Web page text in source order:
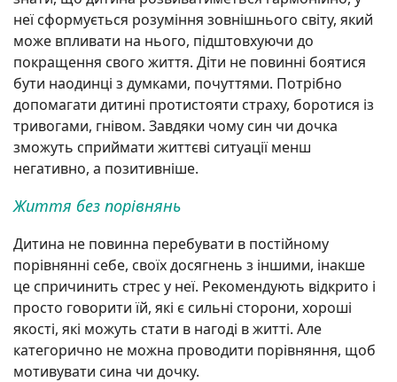
неї сформується розуміння зовнішнього світу, який
може впливати на нього, підштовхуючи до
покращення свого життя. Діти не повинні боятися
бути наодинці з думками, почуттями. Потрібно
допомагати дитині протистояти страху, боротися із
тривогами, гнівом. Завдяки чому син чи дочка
зможуть сприймати життєві ситуації менш
негативно, а позитивніше.
Життя без порівнянь
Дитина не повинна перебувати в постійному
порівнянні себе, своїх досягнень з іншими, інакше
це спричинить стрес у неї. Рекомендують відкрито і
просто говорити їй, які є сильні сторони, хороші
якості, які можуть стати в нагоді в житті. Але
категорично не можна проводити порівняння, щоб
мотивувати сина чи дочку.